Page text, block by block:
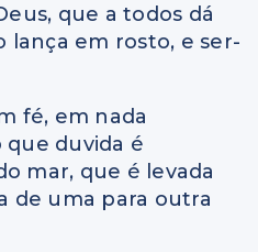
que a todos dá
lança em rosto, e ser-
fé, em nada
duvida é
mar, que é levada
de uma para outra